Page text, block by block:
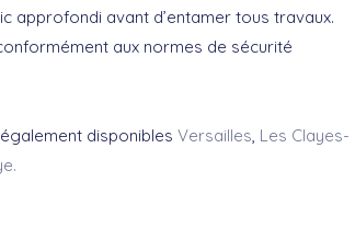
approfondi avant d’entamer tous travaux.
aux normes de sécurité
disponibles Versailles, Les Clayes-